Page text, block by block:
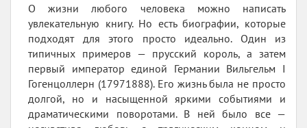
О жизни любого человека можно написать
увлекательную книгу. Но есть биографии, которые
подходят для этого просто идеально. Один из
типичных примеров — прусский король, а затем
первый император единой Германии Вильгельм I
Гогенцоллерн (17971888). Его жизнь была не просто
долгой, но и насыщенной яркими событиями и
драматическими поворотами. В ней было все —